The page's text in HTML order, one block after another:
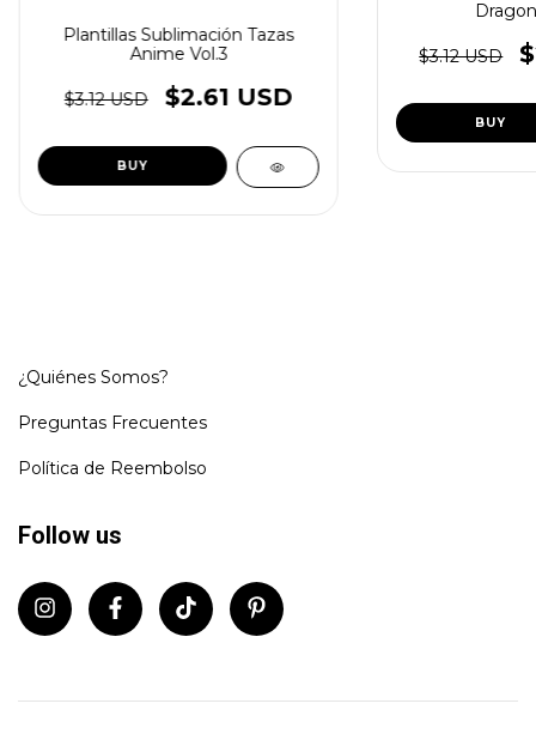
Plantillas Sublimación Tazas
Anime Vol.3
$3.12 USD $2.61 USD
$3.12 USD
¿Quiénes Somos?
Preguntas Frecuentes
Política de Reembolso
Follow us